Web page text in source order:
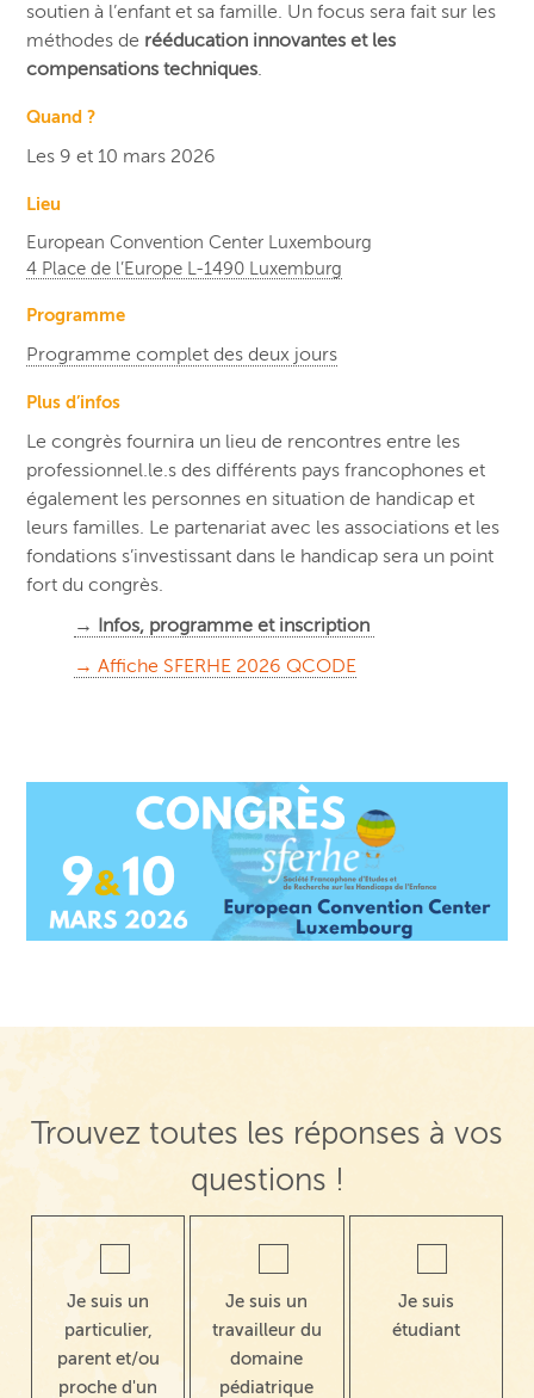
soutien à l’enfant et sa famille. Un focus sera fait sur les
méthodes de rééducation innovantes et les
compensations techniques.
Quand ?
Les 9 et 10 mars 2026
Lieu
European Convention Center Luxembourg
4 Place de l’Europe L-1490 Luxemburg
Programme
Programme complet des deux jours
Plus d’infos
Le congrès fournira un lieu de rencontres entre les
professionnel.le.s des différents pays francophones et
également les personnes en situation de handicap et
leurs familles. Le partenariat avec les associations et les
fondations s’investissant dans le handicap sera un point
fort du congrès.
→ Infos, programme et inscription
→ Affiche SFERHE 2026 QCODE
Trouvez toutes les réponses à vos
questions !
Je suis un
particulier,
parent et/ou
proche d'un
Je suis un
travailleur du
domaine
pédiatrique
Je suis
étudiant